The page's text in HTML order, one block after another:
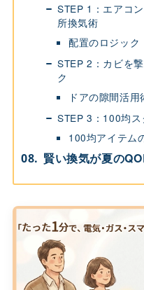
STEP 1：エアコ
所換気術
配置のロジック
STEP 2：カビを
ク
ドアの隙間活用
STEP 3：100均
100均アイテム
賢い換気が夏の